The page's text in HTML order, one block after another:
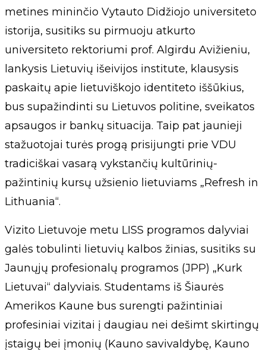
metines mininčio Vytauto Didžiojo universiteto
istorija, susitiks su pirmuoju atkurto
universiteto rektoriumi prof. Algirdu Avižieniu,
lankysis Lietuvių išeivijos institute, klausysis
paskaitų apie lietuviškojo identiteto iššūkius,
bus supažindinti su Lietuvos politine, sveikatos
apsaugos ir bankų situacija. Taip pat jaunieji
stažuotojai turės progą prisijungti prie VDU
tradiciškai vasarą vykstančių kultūrinių-
pažintinių kursų užsienio lietuviams „Refresh in
Lithuania“.
Vizito Lietuvoje metu LISS programos dalyviai
galės tobulinti lietuvių kalbos žinias, susitiks su
Jaunųjų profesionalų programos (JPP) „Kurk
Lietuvai“ dalyviais. Studentams iš Šiaurės
Amerikos Kaune bus surengti pažintiniai
profesiniai vizitai į daugiau nei dešimt skirtingų
įstaigų bei įmonių (Kauno savivaldybę, Kauno